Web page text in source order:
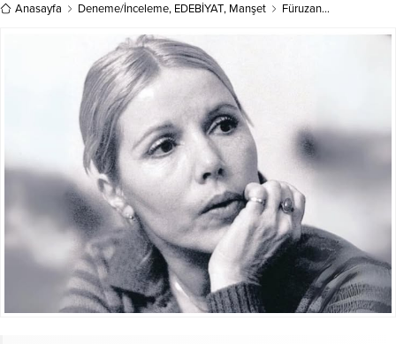
Anasayfa Deneme/İnceleme, EDEBİYAT, Manşet Füruzan…